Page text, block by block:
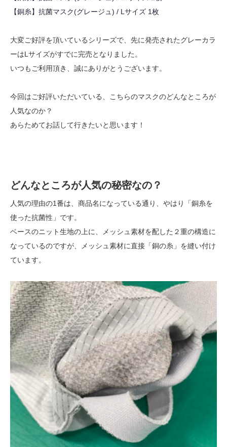
【銅糸】抗菌マスク(グレージュ) / Lサイズ 1枚
大変ご好評を頂いているシリーズで、先に発売されたグレーカラ
ーはLサイズがすでに完売となりました。
いつもご利用頂き、誠にありがとうございます。
今回はご好評いただいている、こちらのマスクのどんなところが
人気なのか？
あらためてお話して行きたいと思います！
どんなところが人気の秘密なの？
人気の理由の1番は、商品名になっている通り、やはり「銅糸を
使った抗菌性」です。
ベースのニット生地の上に、メッシュ素材を配した２重の構造に
なっているのですが、メッシュ素材に直接「銅の糸」を縫い付け
ています。